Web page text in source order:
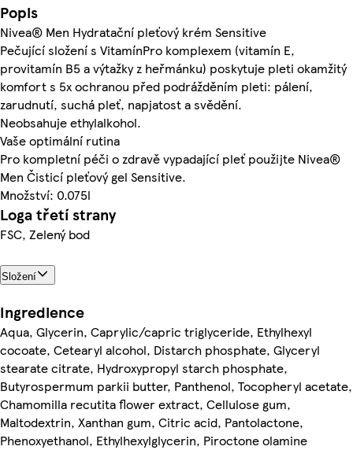
Popis
Nivea® Men Hydratační pleťový krém Sensitive
Pečující složení s VitamínPro komplexem (vitamín E,
provitamín B5 a výtažky z heřmánku) poskytuje pleti okamžitý
komfort s 5x ochranou před podrážděním pleti: pálení,
zarudnutí, suchá pleť, napjatost a svědění.
Neobsahuje ethylalkohol.
Vaše optimální rutina
Pro kompletní péči o zdravě vypadající pleť použijte Nivea®
Men Čisticí pleťový gel Sensitive.
Množství: 0.075l
Loga třetí strany
FSC, Zelený bod
Složení
Ingredience
Aqua, Glycerin, Caprylic/capric triglyceride, Ethylhexyl
cocoate, Cetearyl alcohol, Distarch phosphate, Glyceryl
stearate citrate, Hydroxypropyl starch phosphate,
Butyrospermum parkii butter, Panthenol, Tocopheryl acetate,
Chamomilla recutita flower extract, Cellulose gum,
Maltodextrin, Xanthan gum, Citric acid, Pantolactone,
Phenoxyethanol, Ethylhexylglycerin, Piroctone olamine